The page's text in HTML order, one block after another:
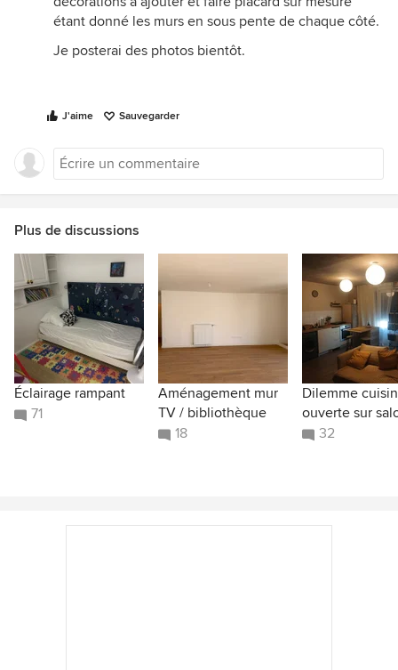
étant donné les murs en sous pente de chaque côté.
Je posterai des photos bientôt.
J'aime Sauvegarder
Plus de discussions
Éclairage rampant
71
Aménagement mur
TV / bibliothèque
18
Dilemme
ouverte sur
32